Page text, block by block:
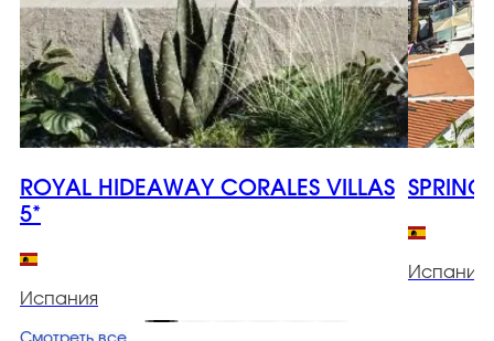
ROYAL HIDEAWAY CORALES VILLAS
5*
Испания
Испания